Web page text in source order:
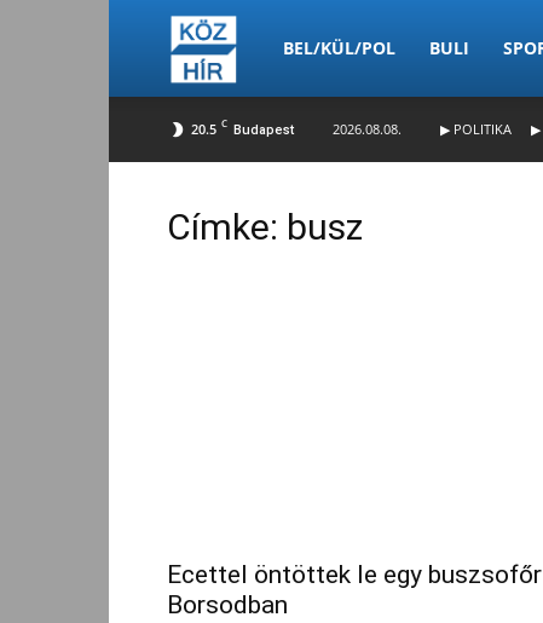
Köz-
Hír
BEL/KÜL/POL BULI
20.5 C Budapest 2026.08.08. ▶ POLITIKA ▶
Címke: busz
Ecettel öntöttek le egy
Borsodban